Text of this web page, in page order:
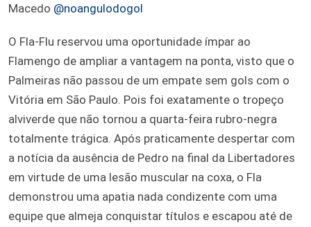
Macedo @noangulodogol
O Fla-Flu reservou uma oportunidade ímpar ao
Flamengo de ampliar a vantagem na ponta, visto que o
Palmeiras não passou de um empate sem gols com o
Vitória em São Paulo. Pois foi exatamente o tropeço
alviverde que não tornou a quarta-feira rubro-negra
totalmente trágica. Após praticamente despertar com
a notícia da ausência de Pedro na final da Libertadores
em virtude de uma lesão muscular na coxa, o Fla
demonstrou uma apatia nada condizente com uma
equipe que almeja conquistar títulos e escapou até de